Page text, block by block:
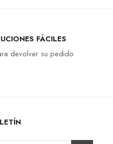
FÁCILES
devolver su pedido